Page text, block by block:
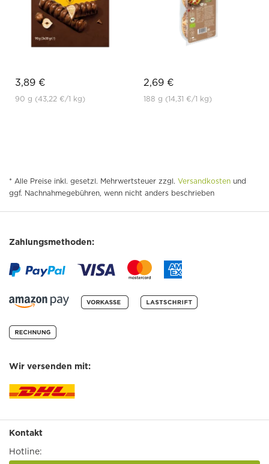
3,89 €
90 g (43,22 €/1 kg)
2,69 €
188 g (14,31 €/1 kg)
* Alle Preise inkl. gesetzl. Mehrwertsteuer zzgl. Versandkosten und
ggf. Nachnahmegebühren, wenn nicht anders beschrieben
Zahlungsmethoden:
Wir versenden mit:
Kontakt
Hotline: